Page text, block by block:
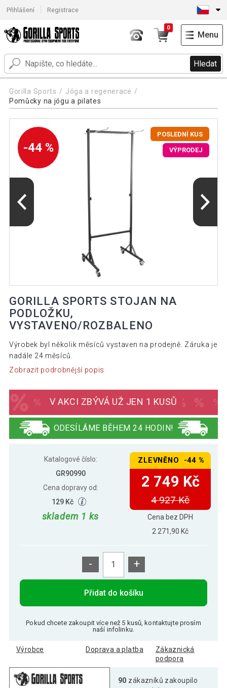
Přihlášení Registrace
Hledat
0
Menu
Gorilla Sports
Jóga a regenerace
Pomůcky na jógu a pilates
-44 %
POSLEDNÍ KUS
VÝPRODEJ
GORILLA SPORTS STOJAN NA
PODLOŽKU,
VYSTAVENO/ROZBALENO
Výrobek byl několik měsíců vystaven na prodejně. Záruka je
nadále 24 měsíců.
Zobrazit podrobnější popis
V AKCI ZBÝVÁ UŽ JEN 1 KUSŮ
ODESÍLÁME BĚHEM 24 HODIN!
Katalogové číslo:
GR90990
Cena dopravy od:
129 Kč
skladem 1 ks
ZLEVNĚNO -44 %
2 749 Kč
4 927 Kč
Cena bez DPH
2 271,90 Kč
- +
Přidat do košíku
Pokud chcete zakoupit více než 5 kusů, kontaktujte prosím
naší infolinku.
Výrobce Doprava a platba
Zákaznická
podpora
90 zákazníků zakoupilo